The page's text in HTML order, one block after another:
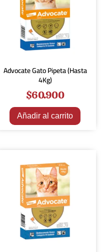
Advocate Gato Pipeta (Hasta
4Kg)
$60.900
Añadir al carrito